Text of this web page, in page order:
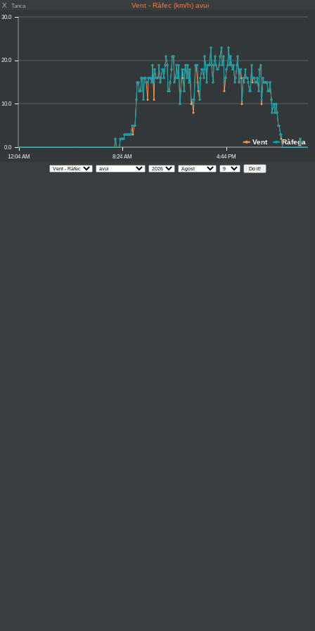
X Tanca Vent - Ràfec (km/h) avui